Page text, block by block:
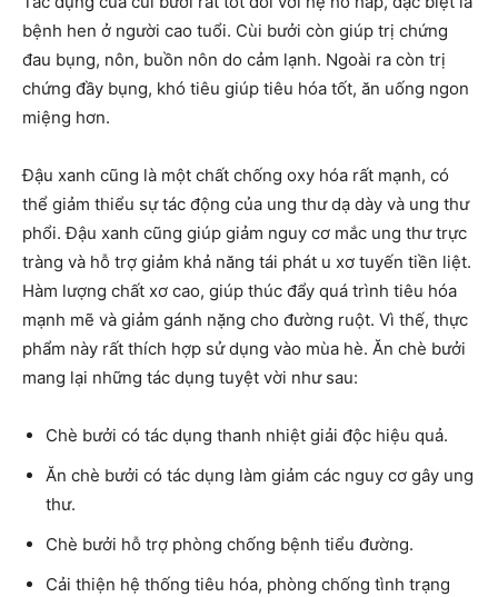
bệnh hen ở người cao tuổi. Cùi bưởi còn giúp trị chứng
đau bụng, nôn, buồn nôn do cảm lạnh. Ngoài ra còn trị
chứng đầy bụng, khó tiêu giúp tiêu hóa tốt, ăn uống ngon
miệng hơn.
Đậu xanh cũng là một chất chống oxy hóa rất mạnh, có
thể giảm thiểu sự tác động của ung thư dạ dày và ung thư
phổi. Đậu xanh cũng giúp giảm nguy cơ mắc ung thư trực
tràng và hỗ trợ giảm khả năng tái phát u xơ tuyến tiền liệt.
Hàm lượng chất xơ cao, giúp thúc đẩy quá trình tiêu hóa
mạnh mẽ và giảm gánh nặng cho đường ruột. Vì thế, thực
phẩm này rất thích hợp sử dụng vào mùa hè. Ăn chè bưởi
mang lại những tác dụng tuyệt vời như sau:
Chè bưởi có tác dụng thanh nhiệt giải độc hiệu quả.
Ăn chè bưởi có tác dụng làm giảm các nguy cơ gây ung
thư.
Chè bưởi hỗ trợ phòng chống bệnh tiểu đường.
Cải thiện hệ thống tiêu hóa, phòng chống tình trạng